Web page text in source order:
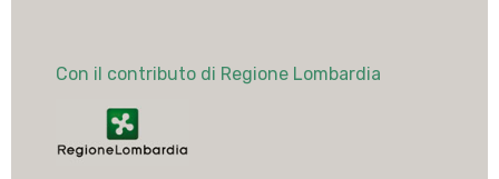
Con il contributo di Regione Lombardia